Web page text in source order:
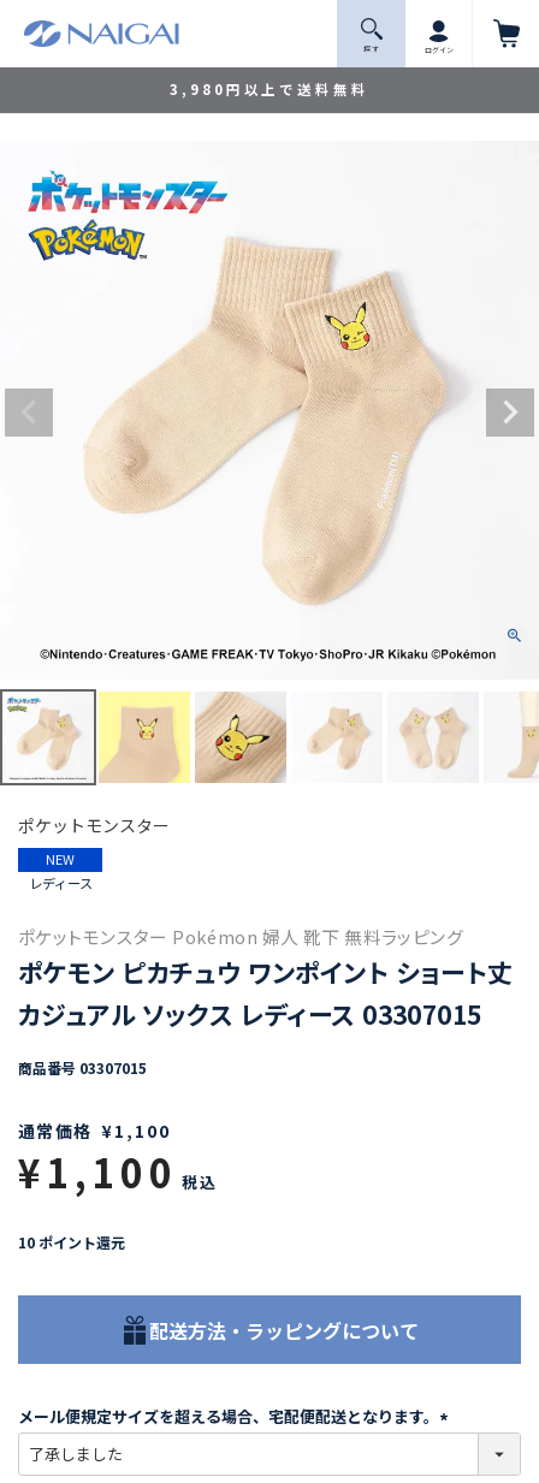
3,980円以上で送料無料
探 す ログイン
ポケットモンスター
NEW
レディース
ポケットモンスター Pokémon 婦人 靴下 無料ラッピング
ポケモン ピカチュウ ワンポイント ショート丈
カジュアル ソックス レディース 03307015
商品番号 03307015
通常価格 ¥1,100
¥1,100 税込
10 ポイント還元
配送方法・ラッピングについて
メール便規定サイズを超える場合、宅配便配送となります。
必